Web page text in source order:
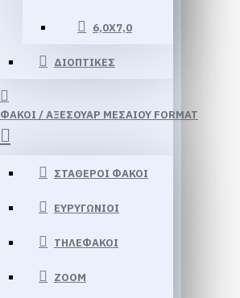
6,0Χ7,0
ΔΙΟΠΤΙΚΕΣ
ΦΑΚΟΙ / ΑΞΕΣΟΥΑΡ ΜΕΣΑΙΟΥ FORMAT
ΣΤΑΘΕΡΟΙ ΦΑΚΟΙ
ΕΥΡΥΓΩΝΙΟΙ
ΤΗΛΕΦΑΚΟΙ
ΖΟΟΜ